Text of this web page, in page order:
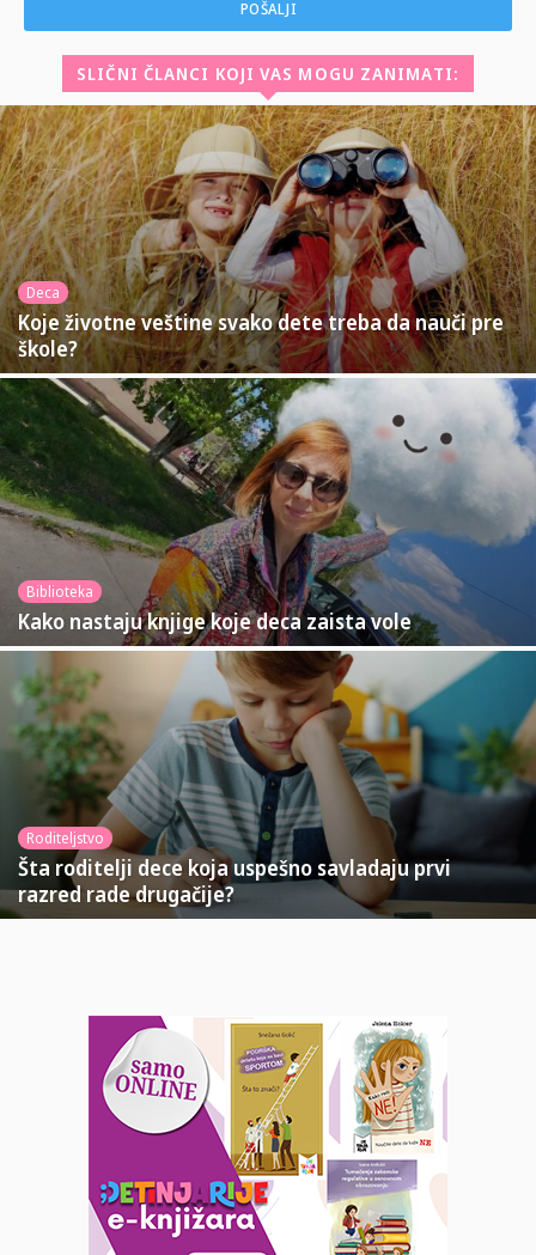
SLIČNI ČLANCI KOJI VAS MOGU ZANIMATI:
Deca
Koje životne veštine svako dete treba da nauči pre
škole?
Biblioteka
Kako nastaju knjige koje deca zaista vole
Roditeljstvo
Šta roditelji dece koja uspešno savladaju prvi
razred rade drugačije?